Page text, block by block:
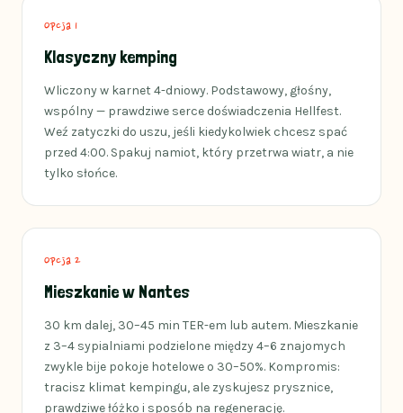
Opcja 1
Klasyczny kemping
Wliczony w karnet 4-dniowy. Podstawowy, głośny,
wspólny — prawdziwe serce doświadczenia Hellfest.
Weź zatyczki do uszu, jeśli kiedykolwiek chcesz spać
przed 4:00. Spakuj namiot, który przetrwa wiatr, a nie
tylko słońce.
Opcja 2
Mieszkanie w Nantes
30 km dalej, 30–45 min TER-em lub autem. Mieszkanie
z 3–4 sypialniami podzielone między 4–6 znajomych
zwykle bije pokoje hotelowe o 30–50%. Kompromis:
tracisz klimat kempingu, ale zyskujesz prysznice,
prawdziwe łóżko i sposób na regenerację.